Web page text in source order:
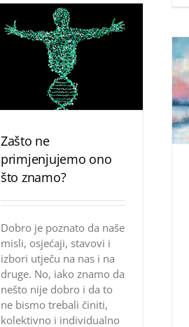
Zašto ne
primjenjujemo ono
što znamo?
Dobro je poznato da naše
misli, osjećaji, stavovi i
izbori utječu na nas i na
druge. No, iako znamo da
nešto nije dobro i da to
ne bismo trebali činiti,
kolektivno i individualno